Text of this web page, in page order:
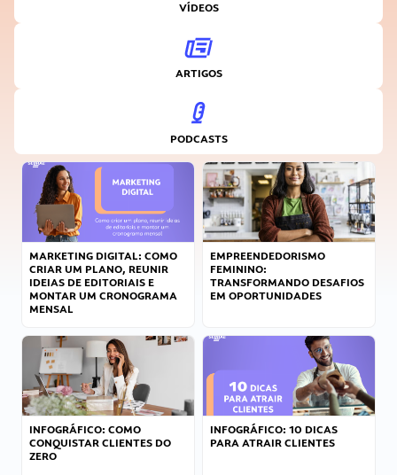
VÍDEOS
ARTIGOS
PODCASTS
MARKETING DIGITAL: COMO
CRIAR UM PLANO, REUNIR
IDEIAS DE EDITORIAIS E
MONTAR UM CRONOGRAMA
MENSAL
EMPREENDEDORISMO
FEMININO:
TRANSFORMANDO DESAFIOS
EM OPORTUNIDADES
INFOGRÁFICO: COMO
CONQUISTAR CLIENTES DO
ZERO
INFOGRÁFICO: 10 DICAS
PARA ATRAIR CLIENTES